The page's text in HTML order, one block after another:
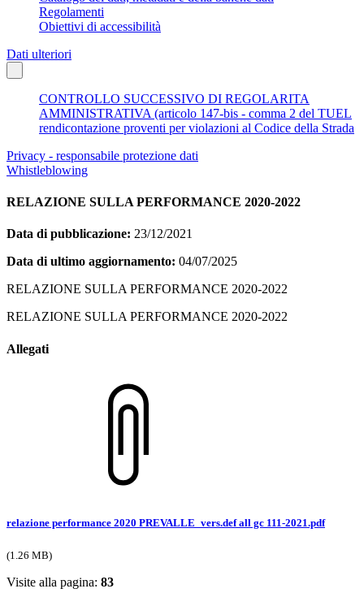
Regolamenti
Obiettivi di accessibilità
Dati ulteriori
CONTROLLO SUCCESSIVO DI REGOLARITA
AMMINISTRATIVA (articolo 147-bis - comma 2 del TUEL
rendicontazione proventi per violazioni al Codice della Strada
Privacy - responsabile protezione dati
Whistleblowing
RELAZIONE SULLA PERFORMANCE 2020-2022
Data di pubblicazione: 23/12/2021
Data di ultimo aggiornamento: 04/07/2025
RELAZIONE SULLA PERFORMANCE 2020-2022
RELAZIONE SULLA PERFORMANCE 2020-2022
Allegati
relazione performance 2020 PREVALLE_vers.def all gc 111-2021.pdf
(1.26 MB)
Visite alla pagina: 83